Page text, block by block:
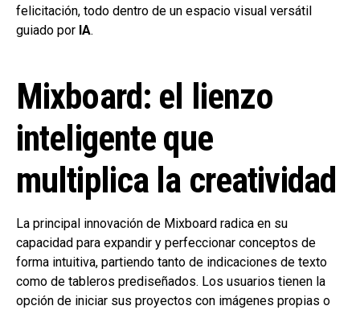
felicitación, todo dentro de un espacio visual versátil
guiado por IA.
Mixboard: el lienzo
inteligente que
multiplica la creatividad
La principal innovación de Mixboard radica en su
capacidad para expandir y perfeccionar conceptos de
forma intuitiva, partiendo tanto de indicaciones de texto
como de tableros prediseñados. Los usuarios tienen la
opción de iniciar sus proyectos con imágenes propias o